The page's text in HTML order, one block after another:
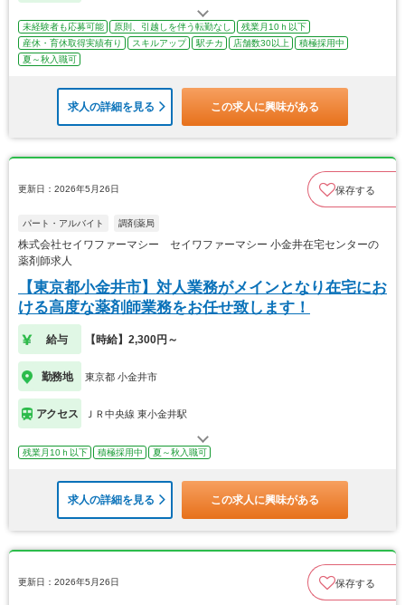
未経験者も応募可能 原則、引越しを伴う転勤なし
残業月10ｈ以下
産休・育休取得実績有り
スキルアップ 駅チカ 店舗数30以上
積極採用中
夏～秋入職可
求人の詳細を見る この求人に興味がある
更新日：2026年5月26日 保存する
パート・アルバイト 調剤薬局
株式会社セイワファーマシー セイワファーマシー 小金井在宅センターの
薬剤師求人
【東京都小金井市】対人業務がメインとなり在宅にお
ける高度な薬剤師業務をお任せ致します！
給与 【時給】2,300円～
勤務地 東京都 小金井市
アクセス ＪＲ中央線 東小金井駅
残業月10ｈ以下 積極採用中 夏～秋入職可
求人の詳細を見る この求人に興味がある
更新日：2026年5月26日 保存する